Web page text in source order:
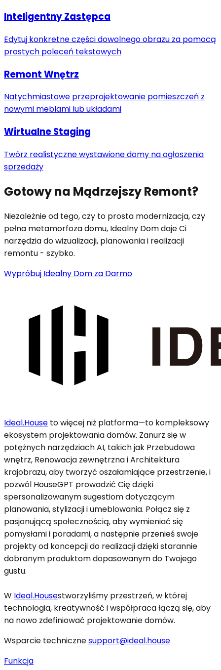
Inteligentny Zastępca
Edytuj konkretne części dowolnego obrazu za pomocą
prostych poleceń tekstowych
Remont Wnętrz
Natychmiastowe przeprojektowanie pomieszczeń z
nowymi meblami lub układami
Wirtualne Staging
Twórz realistyczne wystawione domy na ogłoszenia
sprzedaży
Gotowy na Mądrzejszy Remont?
Niezależnie od tego, czy to prosta modernizacja, czy
pełna metamorfoza domu, Idealny Dom daje Ci
narzędzia do wizualizacji, planowania i realizacji
remontu - szybko.
Wypróbuj Idealny Dom za Darmo
Ideal.House to więcej niż platforma—to kompleksowy
ekosystem projektowania domów. Zanurz się w
potężnych narzędziach AI, takich jak Przebudowa
wnętrz, Renowacja zewnętrzna i Architektura
krajobrazu, aby tworzyć oszałamiające przestrzenie, i
pozwól HouseGPT prowadzić Cię dzięki
spersonalizowanym sugestiom dotyczącym
planowania, stylizacji i umeblowania. Połącz się z
pasjonującą społecznością, aby wymieniać się
pomysłami i poradami, a następnie przenieś swoje
projekty od koncepcji do realizacji dzięki starannie
dobranym produktom dopasowanym do Twojego
gustu.
W Ideal.Housestworzyliśmy przestrzeń, w której
technologia, kreatywność i współpraca łączą się, aby
na nowo zdefiniować projektowanie domów.
Wsparcie technicznesupport@ideal.house
Funkcja